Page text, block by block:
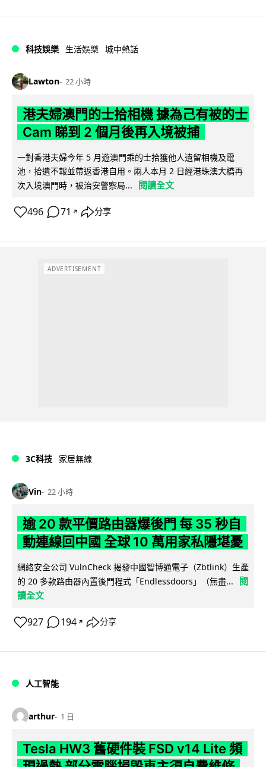
科技娛樂 生活娛樂 城中熱話
Lawton 22 小時
港夫婦澳門的士拾相機 據為己有被的士
Cam 睇到 2 個月後再入境被捕
一對香港夫婦今年 5 月遊澳門乘的士拾獲他人遺留相機及電
池，拾遺不報並帶返香港自用。兩人本月 2 日經港珠澳大橋再
次入境澳門時，被治安警察局...
閱讀全文
496 71 ↗ 分享
ADVERTISEMENT
3C科技 家居無線
Vin 22 小時
逾 20 款平價路由器爆後門 每 35 秒自
動連線回中國 全球 10 萬用家私隱堪憂
網絡安全公司 VulnCheck 揭發中國智博通電子（Zbtlink）生產
的 20 多款路由器內置後門程式「Endlessdoors」（無盡...
閱
讀全文
927 194 ↗ 分享
人工智能
arthur 1 日
Tesla HW3 舊硬件裝 FSD v14 Lite 頻